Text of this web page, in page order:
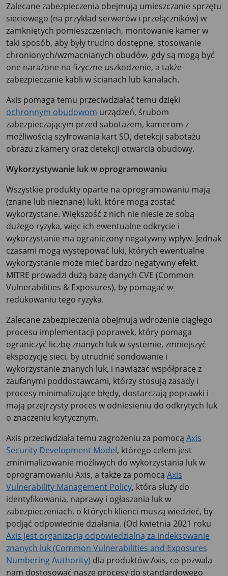
Zalecane zabezpieczenia obejmują umieszczanie sprzętu
sieciowego (na przykład serwerów i przełączników) w
zamkniętych pomieszczeniach, montowanie kamer w
taki sposób, aby były trudno dostępne, stosowanie
chronionych/wzmacnianych obudów, gdy są mogą być
one narażone na fizyczne uszkodzenie, a także
zabezpieczanie kabli w ścianach lub kanałach.
Axis pomaga temu przeciwdziałać temu dzięki
ochronnym obudowom urządzeń, śrubom
zabezpieczającym przed sabotażem, kamerom z
możliwością szyfrowania kart SD, detekcji sabotażu
obrazu z kamery oraz detekcji otwarcia obudowy.
Wykorzystywanie luk w oprogramowaniu
Wszystkie produkty oparte na oprogramowaniu mają
(znane lub nieznane) luki, które mogą zostać
wykorzystane. Większość z nich nie niesie ze sobą
dużego ryzyka, więc ich ewentualne odkrycie i
wykorzystanie ma ograniczony negatywny wpływ. Jednak
czasami mogą występować luki, których ewentualne
wykorzystanie może mieć bardzo negatywny efekt.
MITRE prowadzi dużą bazę danych CVE (Common
Vulnerabilities & Exposures), by pomagać w
redukowaniu tego ryzyka.
Zalecane zabezpieczenia obejmują wdrożenie ciągłego
procesu implementacji poprawek, który pomaga
ograniczyć liczbę znanych luk w systemie, zmniejszyć
ekspozycję sieci, by utrudnić sondowanie i
wykorzystanie znanych luk, i nawiązać współpracę z
zaufanymi poddostawcami, którzy stosują zasady i
procesy minimalizujące błędy, dostarczają poprawki i
mają przejrzysty proces w odniesieniu do odkrytych luk
o znaczeniu krytycznym.
Axis przeciwdziała temu zagrożeniu za pomocą Axis
Security Development Model, którego celem jest
zminimalizowanie możliwych do wykorzystania luk w
oprogramowaniu Axis, a także za pomocą Axis
Vulnerability Management Policy, która służy do
identyfikowania, naprawy i ogłaszania luk w
zabezpieczeniach, o których klienci muszą wiedzieć, by
podjąć odpowiednie działania. (Od kwietnia 2021 roku
Axis jest organizacją odpowiedzialną za indeksowanie
znanych luk (Common Vulnerabilities and Exposures
Numbering Authority) dla produktów Axis, co pozwala
nam dostosować nasze procesy do standardowego